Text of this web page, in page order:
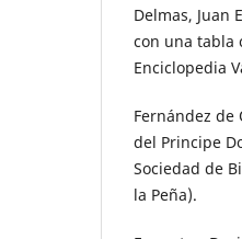
Delmas, Juan
con una tabla
Enciclopedia
Fernández de
del Principe
Sociedad de
la Peña).